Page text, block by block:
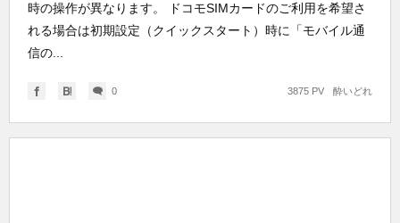
時の操作が異なります。 ドコモSIMカードのご利用を希望さ
れる場合は初期設定（クイックスタート）時に「モバイル通
信の...
0 酔いどれ
3875 PV